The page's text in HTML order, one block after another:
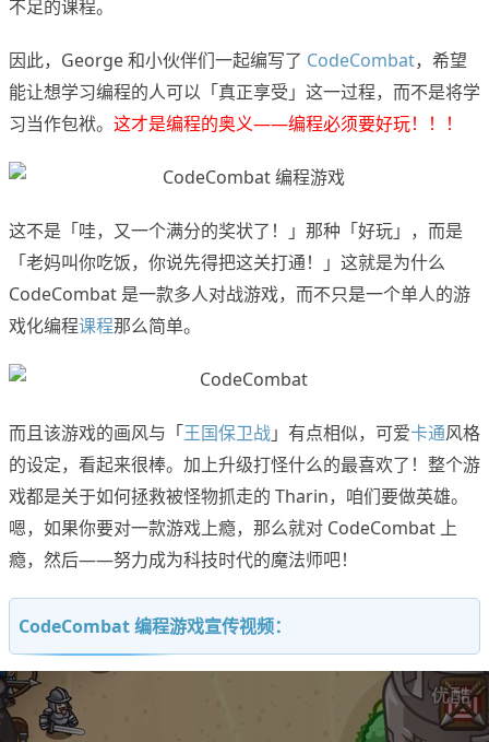
不足的课程。
因此，George 和小伙伴们一起编写了 CodeCombat，希望
能让想学习编程的人可以「真正享受」这一过程，而不是将学
习当作包袱。 这才是编程的奥义——编程必须要好玩！！！
这不是「哇，又一个满分的奖状了！」那种「好玩」，而是
「老妈叫你吃饭，你说先得把这关打通！」这就是为什么
CodeCombat 是一款多人对战游戏，而不只是一个单人的游
戏化编程课程那么简单。
而且该游戏的画风与「王国保卫战」有点相似，可爱卡通风格
的设定，看起来很棒。加上升级打怪什么的最喜欢了！整个游
戏都是关于如何拯救被怪物抓走的 Tharin，咱们要做英雄。
嗯，如果你要对一款游戏上瘾，那么就对 CodeCombat 上
瘾，然后——努力成为科技时代的魔法师吧！
CodeCombat 编程游戏宣传视频：